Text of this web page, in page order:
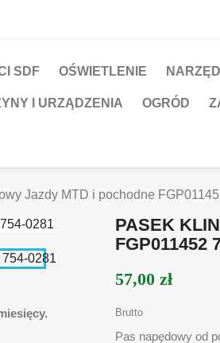
SDF OŚWIETLENIE
I URZĄDZENIA OGRÓD
Jazdy MTD i pochodne
PASEK
FGP011452
57,00 zł
Brutto
Pas napędowy od